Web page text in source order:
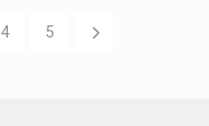
4 5